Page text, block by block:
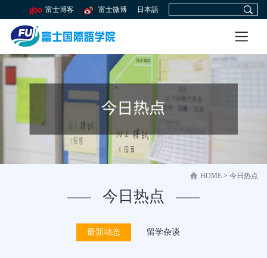
富士博客 富士微博 日本語
HOME > 今日热点
今日热点
最新动态 留学杂谈